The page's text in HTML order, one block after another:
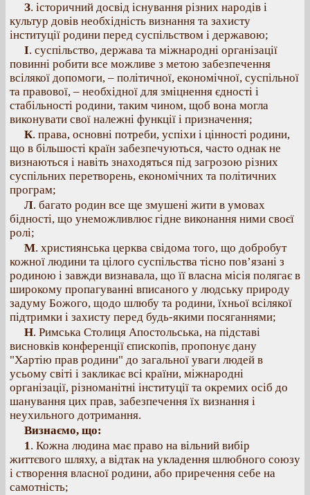
З. історичний досвід існування різних народів і
культур довів необхідність визнання та захисту
інституції родини перед суспільством і державою;
І. суспільство, держава та міжнародні організації
повинні робити все можливе з метою забезпечення
всілякої допомоги, – політичної, економічної, суспільної
та правової, – необхідної для зміцнення єдності і
стабільності родини, таким чином, щоб вона могла
виконувати свої належні функції і призначення;
К. права, основні потреби, успіхи і цінності родини,
що в більшості країн забезпечуються, часто однак не
визнаються і навіть знаходяться під загрозою різних
суспільних перетворень, економічних та політичних
програм;
Л. багато родин все ще змушені жити в умовах
бідності, що унеможливлює гідне виконання ними своєї
ролі;
М. християнська церква свідома того, що добробут
кожної людини та цілого суспільства тісно пов’язані з
родиною і завжди визнавала, що її власна місія полягає в
широкому пропагуванні вписаного у людську природу
задуму Божого, щодо шлюбу та родини, їхньої всілякої
підтримки і захисту перед будь-якими посяганнями;
Н. Римська Столиця Апостольська, на підставі
висновків конференції єпископів, пропонує дану
"Хартію прав родини" до загальної уваги людей в
усьому світі і закликає всі країни, міжнародні
організації, різноманітні інституції та окремих осіб до
шанування цих прав, забезпечення їх визнання і
неухильного дотримання.
Визнаємо, що:
1. Кожна людина має право на вільний вибір
життєвого шляху, а відтак на укладення шлюбного союзу
і створення власної родини, або приречення себе на
самотність;